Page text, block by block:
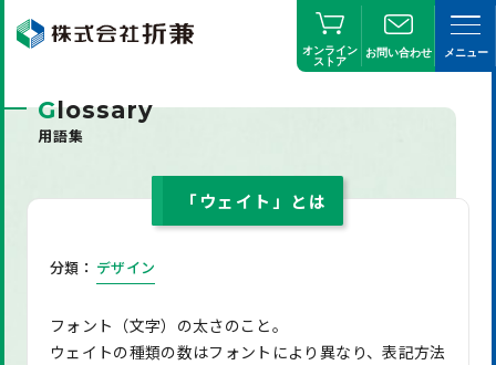
オンライン
ストア
お問い合わせ メニュー
Glossary
用語集
「ウェイト」とは
分類： デザイン
フォント（文字）の太さのこと。
ウェイトの種類の数はフォントにより異なり、表記方法